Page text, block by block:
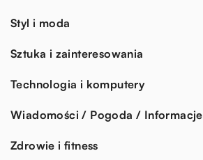
Styl i moda
Sztuka i zainteresowania
Technologia i komputery
Wiadomości / Pogoda / Informacje
Zdrowie i fitness